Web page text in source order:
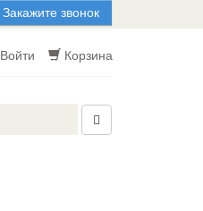
Закажите звонок
Войти Корзина